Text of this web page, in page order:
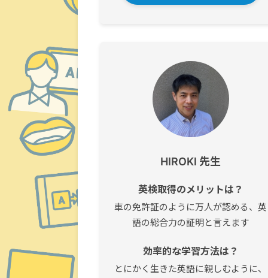
HIROKI 先生
英検取得のメリットは？
車の免許証のように万人が認める、英
語の総合力の証明と言えます
効率的な学習方法は？
とにかく生きた英語に親しむように、